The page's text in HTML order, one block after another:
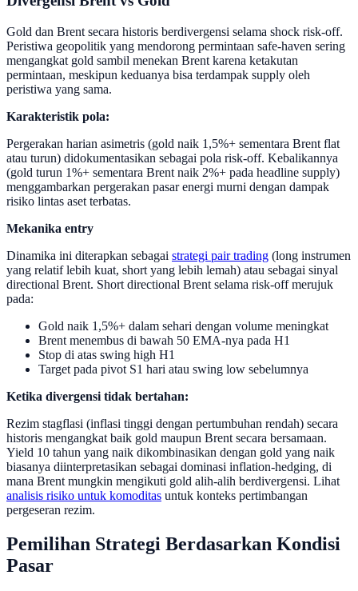
Gold dan Brent secara historis berdivergensi selama shock risk-off.
Peristiwa geopolitik yang mendorong permintaan safe-haven sering
mengangkat gold sambil menekan Brent karena ketakutan
permintaan, meskipun keduanya bisa terdampak supply oleh
peristiwa yang sama.
Karakteristik pola:
Pergerakan harian asimetris (gold naik 1,5%+ sementara Brent flat
atau turun) didokumentasikan sebagai pola risk-off. Kebalikannya
(gold turun 1%+ sementara Brent naik 2%+ pada headline supply)
menggambarkan pergerakan pasar energi murni dengan dampak
risiko lintas aset terbatas.
Mekanika entry
Dinamika ini diterapkan sebagai strategi pair trading (long instrumen
yang relatif lebih kuat, short yang lebih lemah) atau sebagai sinyal
directional Brent. Short directional Brent selama risk-off merujuk
pada:
Gold naik 1,5%+ dalam sehari dengan volume meningkat
Brent menembus di bawah 50 EMA-nya pada H1
Stop di atas swing high H1
Target pada pivot S1 hari atau swing low sebelumnya
Ketika divergensi tidak bertahan:
Rezim stagflasi (inflasi tinggi dengan pertumbuhan rendah) secara
historis mengangkat baik gold maupun Brent secara bersamaan.
Yield 10 tahun yang naik dikombinasikan dengan gold yang naik
biasanya diinterpretasikan sebagai dominasi inflation-hedging, di
mana Brent mungkin mengikuti gold alih-alih berdivergensi. Lihat
analisis risiko untuk komoditas untuk konteks pertimbangan
pergeseran rezim.
Pemilihan Strategi Berdasarkan Kondisi
Pasar